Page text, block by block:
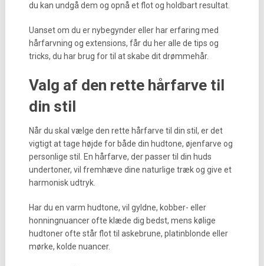
du kan undgå dem og opnå et flot og holdbart resultat.
Uanset om du er nybegynder eller har erfaring med
hårfarvning og extensions, får du her alle de tips og
tricks, du har brug for til at skabe dit drømmehår.
Valg af den rette hårfarve til
din stil
Når du skal vælge den rette hårfarve til din stil, er det
vigtigt at tage højde for både din hudtone, øjenfarve og
personlige stil. En hårfarve, der passer til din huds
undertoner, vil fremhæve dine naturlige træk og give et
harmonisk udtryk.
Har du en varm hudtone, vil gyldne, kobber- eller
honningnuancer ofte klæde dig bedst, mens kølige
hudtoner ofte står flot til askebrune, platinblonde eller
mørke, kolde nuancer.